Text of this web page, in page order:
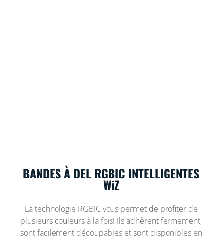
BANDES À DEL RGBIC INTELLIGENTES
WiZ
La technologie RGBIC vous permet de profiter de
plusieurs couleurs à la fois! Ils adhèrent fermement,
sont facilement découpables et sont disponibles en